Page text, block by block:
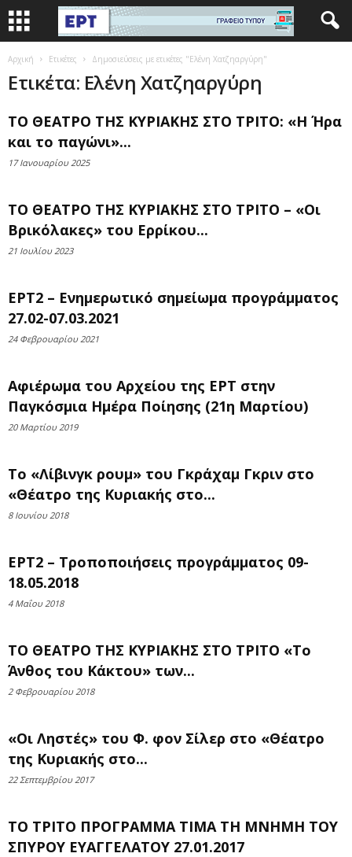
Αρχική Ετικέτες Δημοσιεύσεις με ετικέτες "Ελένη Χατζηαργύρη"
Ετικέτα: Ελένη Χατζηαργύρη
ΤΟ ΘΕΑΤΡΟ ΤΗΣ ΚΥΡΙΑΚΗΣ ΣΤΟ ΤΡΙΤΟ: «Η Ήρα
και το παγώνι»...
17 Ιανουαρίου 2025
ΤΟ ΘΕΑΤΡΟ ΤΗΣ ΚΥΡΙΑΚΗΣ ΣΤΟ ΤΡΙΤΟ – «Oι
Βρικόλακες» του Ερρίκου...
21 Ιουλίου 2023
ΕΡΤ2 – Ενημερωτικό σημείωμα προγράμματος
27.02-07.03.2021
24 Φεβρουαρίου 2021
Αφιέρωμα του Αρχείου της ΕΡΤ στην
Παγκόσμια Ημέρα Ποίησης (21η Μαρτίου)
20 Μαρτίου 2019
Το «Λίβινγκ ρουμ» του Γκράχαμ Γκριν στο
«Θέατρο της Κυριακής στο...
8 Ιουνίου 2018
ΕΡΤ2 – Τροποποιήσεις προγράμματος 09-
18.05.2018
4 Μαΐου 2018
ΤΟ ΘΕΑΤΡΟ ΤΗΣ ΚΥΡΙΑΚΗΣ ΣΤΟ ΤΡΙΤΟ «Το
Άνθος του Κάκτου» των...
2 Φεβρουαρίου 2018
«Οι Ληστές» του Φ. φον Σίλερ στο «Θέατρο
της Κυριακής στο...
22 Σεπτεμβρίου 2017
ΤΟ ΤΡΙΤΟ ΠΡΟΓΡΑΜΜΑ ΤΙΜΑ ΤΗ ΜΝΗΜΗ ΤΟΥ
ΣΠΥΡΟΥ ΕΥΑΓΓΕΛΑΤΟΥ 27.01.2017